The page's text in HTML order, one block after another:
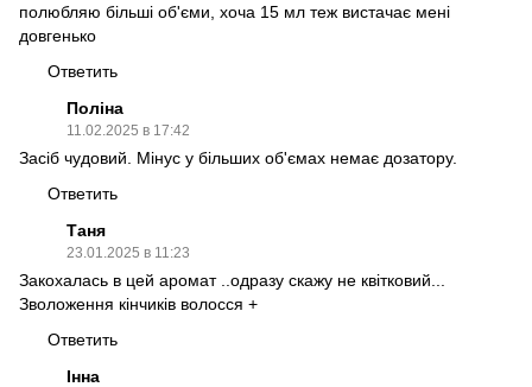
полюбляю більші об'єми, хоча 15 мл теж вистачає мені
довгенько
Ответить
Поліна
11.02.2025 в 17:42
Засіб чудовий. Мінус у більших об'ємах немає дозатору.
Ответить
Таня
23.01.2025 в 11:23
Закохалась в цей аромат ..одразу скажу не квітковий...
Зволоження кінчиків волосся +
Ответить
Інна